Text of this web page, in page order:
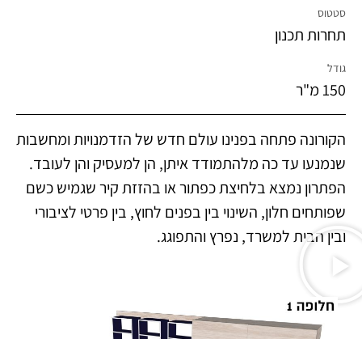
הקורונה פתחה בפנינו עולם חדש של הזדמנויות ומחשבות
שנמנעו עד כה מלהתמודד איתן, הן למעסיק והן לעובד.
הפתרון נמצא בלחיצת כפתור או בהזזת קיר שגמיש כשם
שפותחים חלון, השינוי בין בפנים לחוץ, בין פרטי לציבורי
ובין הבית למשרד, נפרץ והתפוגג.
סטטוס
תחרות תכנון
גודל
150 מ"ר